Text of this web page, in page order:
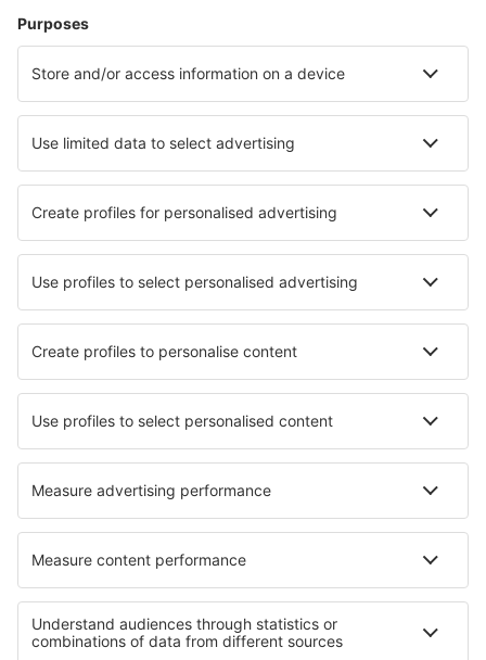
Zbor+Hotel
Hoteluri
Transferuri aeroport
Atracţii
Evenimente sportive
Află mai multe
Aplicație mobilă
Companii aeriene
Wizz Air
FlyOne
Air Moldova
HiSky
Blue Air
Ryanair
Despre eSky
Termeni şi condiţii
Rezervările mele
Politica de confidențialitate
Asistenţă şi contact